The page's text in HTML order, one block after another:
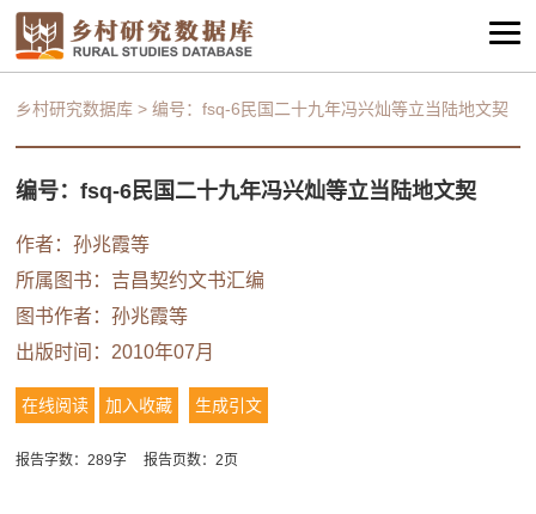
乡村研究数据库 >编号：fsq-6民国二十九年冯兴灿等立当陆地文契
编号：fsq-6民国二十九年冯兴灿等立当陆地文契
作者：孙兆霞等
所属图书： 吉昌契约文书汇编
图书作者：孙兆霞等
出版时间：2010年07月
在线阅读 加入收藏 生成引文
报告字数：289字 报告页数：2页